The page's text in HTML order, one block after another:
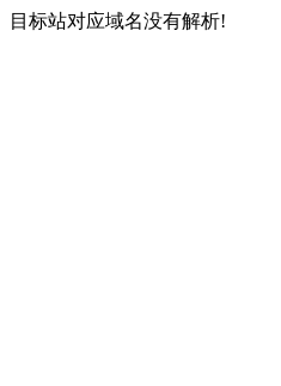
目标站对应域名没有解析!